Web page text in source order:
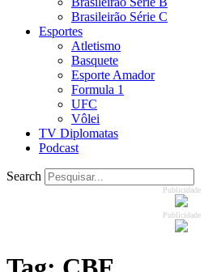
Brasileirão Série C
Esportes
Atletismo
Basquete
Esporte Amador
Formula 1
UFC
Vôlei
TV Diplomatas
Podcast
Search
Publicidade
Publicidade